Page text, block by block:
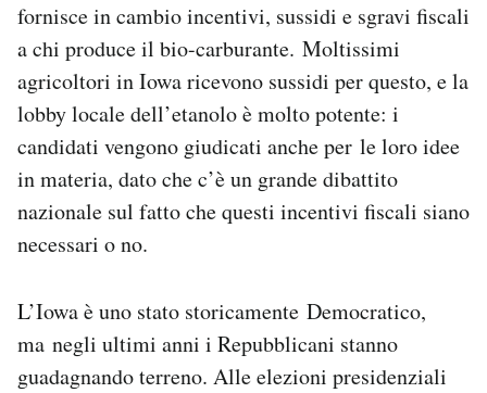
fornisce in cambio incentivi, sussidi e sgravi fiscali
a chi produce il bio-carburante. Moltissimi
agricoltori in Iowa ricevono sussidi per questo, e la
lobby locale dell’etanolo è molto potente: i
candidati vengono giudicati anche per le loro idee
in materia, dato che c’è un grande dibattito
nazionale sul fatto che questi incentivi fiscali siano
necessari o no.
L’Iowa è uno stato storicamente Democratico,
ma negli ultimi anni i Repubblicani stanno
guadagnando terreno. Alle elezioni presidenziali